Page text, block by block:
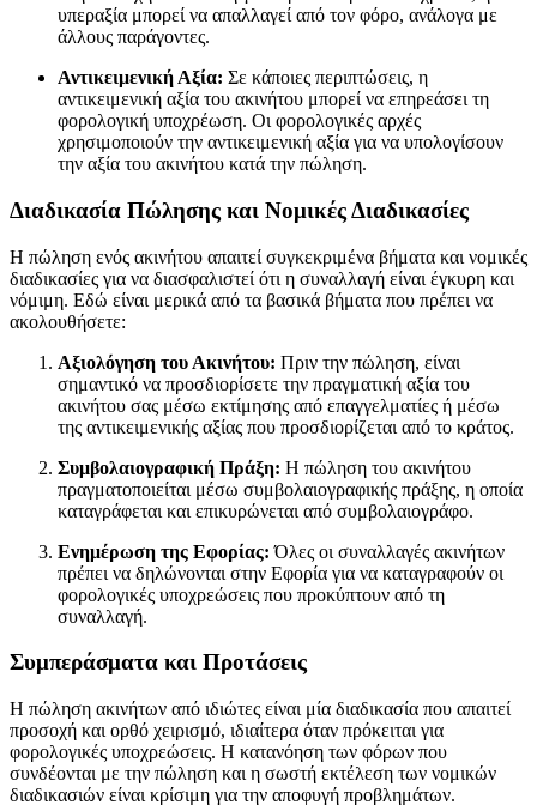
υπεραξία μπορεί να απαλλαγεί από τον φόρο, ανάλογα με
άλλους παράγοντες.
Αντικειμενική Αξία: Σε κάποιες περιπτώσεις, η
αντικειμενική αξία του ακινήτου μπορεί να επηρεάσει τη
φορολογική υποχρέωση. Οι φορολογικές αρχές
χρησιμοποιούν την αντικειμενική αξία για να υπολογίσουν
την αξία του ακινήτου κατά την πώληση.
Διαδικασία Πώλησης και Νομικές Διαδικασίες
Η πώληση ενός ακινήτου απαιτεί συγκεκριμένα βήματα και νομικές
διαδικασίες για να διασφαλιστεί ότι η συναλλαγή είναι έγκυρη και
νόμιμη. Εδώ είναι μερικά από τα βασικά βήματα που πρέπει να
ακολουθήσετε:
Αξιολόγηση του Ακινήτου: Πριν την πώληση, είναι
σημαντικό να προσδιορίσετε την πραγματική αξία του
ακινήτου σας μέσω εκτίμησης από επαγγελματίες ή μέσω
της αντικειμενικής αξίας που προσδιορίζεται από το κράτος.
Συμβολαιογραφική Πράξη: Η πώληση του ακινήτου
πραγματοποιείται μέσω συμβολαιογραφικής πράξης, η οποία
καταγράφεται και επικυρώνεται από συμβολαιογράφο.
Ενημέρωση της Εφορίας: Όλες οι συναλλαγές ακινήτων
πρέπει να δηλώνονται στην Εφορία για να καταγραφούν οι
φορολογικές υποχρεώσεις που προκύπτουν από τη
συναλλαγή.
Συμπεράσματα και Προτάσεις
Η πώληση ακινήτων από ιδιώτες είναι μία διαδικασία που απαιτεί
προσοχή και ορθό χειρισμό, ιδιαίτερα όταν πρόκειται για
φορολογικές υποχρεώσεις. Η κατανόηση των φόρων που
συνδέονται με την πώληση και η σωστή εκτέλεση των νομικών
διαδικασιών είναι κρίσιμη για την αποφυγή προβλημάτων.